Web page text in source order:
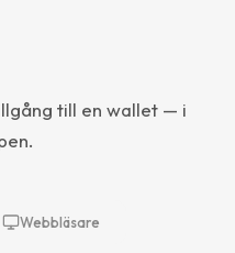
till en wallet — i
Webbläsare